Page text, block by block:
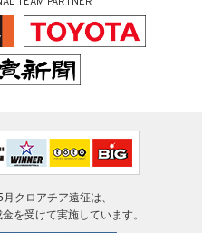
クロアチア遠征は、
を受けて実施しています。